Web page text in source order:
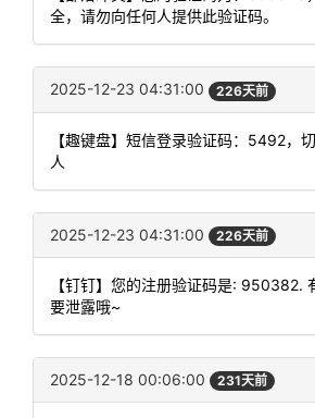
全，请勿向任何人提供此验证码。
2025-12-23 04:31:00 226天前
【趣键盘】短信登录验证码：5492，
人
2025-12-23 04:31:00 226天前
【钉钉】您的注册验证码是: 950382.
要泄露哦~
2025-12-18 00:06:00 231天前